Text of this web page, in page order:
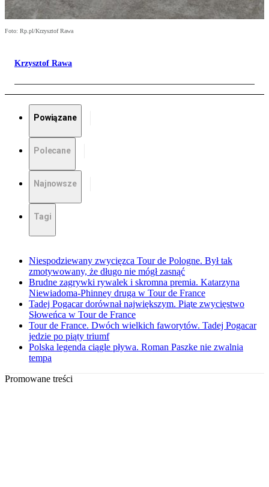
Foto: Rp.pl/Krzysztof Rawa
Krzysztof Rawa
Powiązane
Polecane
Najnowsze
Tagi
Niespodziewany zwycięzca Tour de Pologne. Był tak
zmotywowany, że długo nie mógł zasnąć
Brudne zagrywki rywalek i skromna premia. Katarzyna
Niewiadoma-Phinney druga w Tour de France
Tadej Pogacar dorównał największym. Piąte zwycięstwo
Słoweńca w Tour de France
Tour de France. Dwóch wielkich faworytów. Tadej Pogacar
jedzie po piąty triumf
Polska legenda ciągle pływa. Roman Paszke nie zwalnia
tempa
Promowane treści